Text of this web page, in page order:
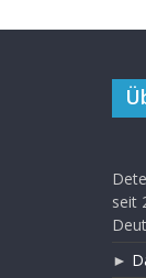
seit
►